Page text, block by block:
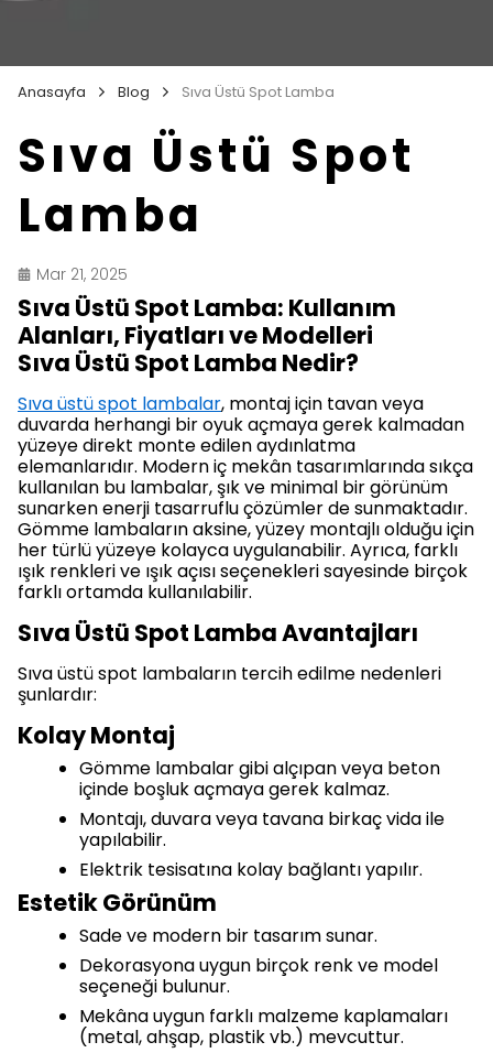
Anasayfa Blog Sıva Üstü Spot Lamba
Sıva Üstü Spot
Lamba
Mar 21, 2025
Sıva Üstü Spot Lamba: Kullanım
Alanları, Fiyatları ve Modelleri
Sıva Üstü Spot Lamba Nedir?
Sıva üstü spot lambalar, montaj için tavan veya
duvarda herhangi bir oyuk açmaya gerek kalmadan
yüzeye direkt monte edilen aydınlatma
elemanlarıdır. Modern iç mekân tasarımlarında sıkça
kullanılan bu lambalar, şık ve minimal bir görünüm
sunarken enerji tasarruflu çözümler de sunmaktadır.
Gömme lambaların aksine, yüzey montajlı olduğu için
her türlü yüzeye kolayca uygulanabilir. Ayrıca, farklı
ışık renkleri ve ışık açısı seçenekleri sayesinde birçok
farklı ortamda kullanılabilir.
Sıva Üstü Spot Lamba Avantajları
Sıva üstü spot lambaların tercih edilme nedenleri
şunlardır:
Kolay Montaj
Gömme lambalar gibi alçıpan veya beton
içinde boşluk açmaya gerek kalmaz.
Montajı, duvara veya tavana birkaç vida ile
yapılabilir.
Elektrik tesisatına kolay bağlantı yapılır.
Estetik Görünüm
Sade ve modern bir tasarım sunar.
Dekorasyona uygun birçok renk ve model
seçeneği bulunur.
Mekâna uygun farklı malzeme kaplamaları
(metal, ahşap, plastik vb.) mevcuttur.